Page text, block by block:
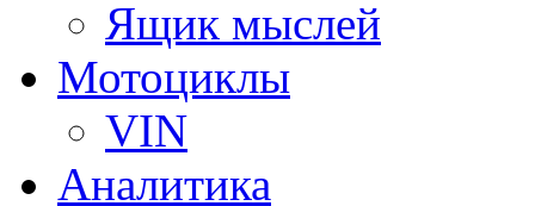
Ящик мыслей
Мотоциклы
VIN
Аналитика